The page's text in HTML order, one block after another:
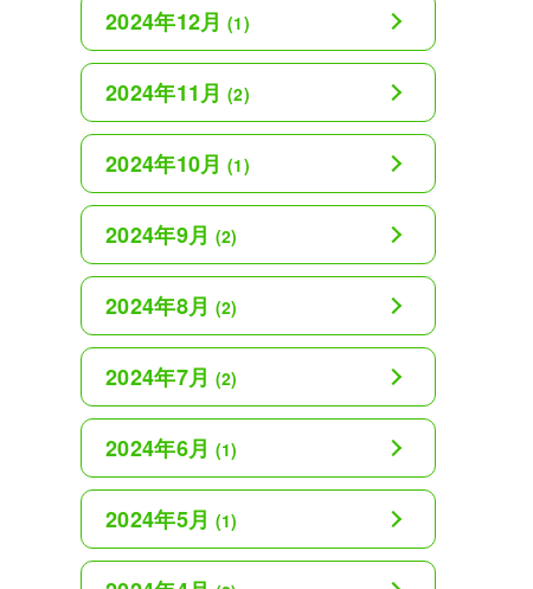
2024年12月 (1)
2024年11月 (2)
2024年10月 (1)
2024年9月 (2)
2024年8月 (2)
2024年7月 (2)
2024年6月 (1)
2024年5月 (1)